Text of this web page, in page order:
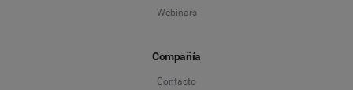
Webinars
Compañía
Contacto